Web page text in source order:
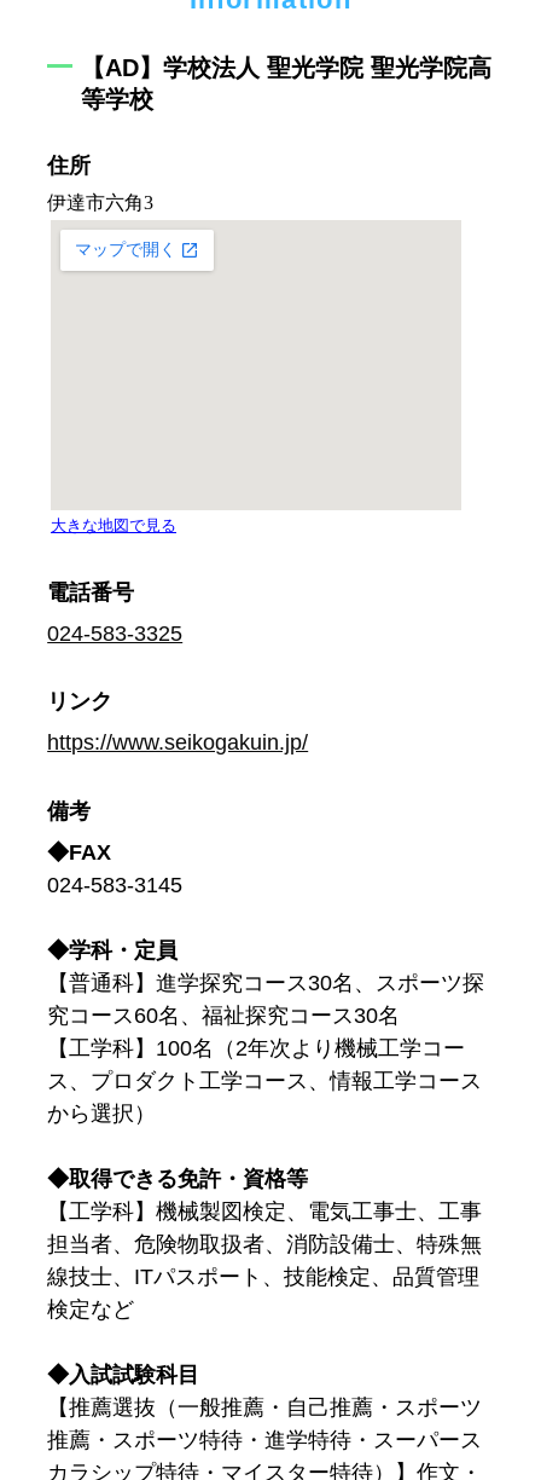
【AD】学校法人 聖光学院 聖光学院高
等学校
住所
電話番号
024-583-3325
リンク
https://www.seikogakuin.jp/
備考
◆FAX
024-583-3145
◆学科・定員
【普通科】進学探究コース30名、スポーツ探
究コース60名、福祉探究コース30名
【工学科】100名（2年次より機械工学コー
ス、プロダクト工学コース、情報工学コース
から選択）
◆取得できる免許・資格等
【工学科】機械製図検定、電気工事士、工事
担当者、危険物取扱者、消防設備士、特殊無
線技士、ITパスポート、技能検定、品質管理
検定など
◆入試試験科目
【推薦選抜（一般推薦・自己推薦・スポーツ
推薦・スポーツ特待・進学特待・スーパース
カラシップ特待・マイスター特待）】作文・